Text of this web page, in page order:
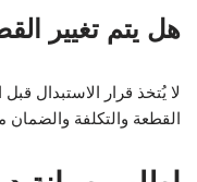
هل يتم تغيير
لا يُتخذ قرار الاستبدال
القطعة والتكلفة والضمان